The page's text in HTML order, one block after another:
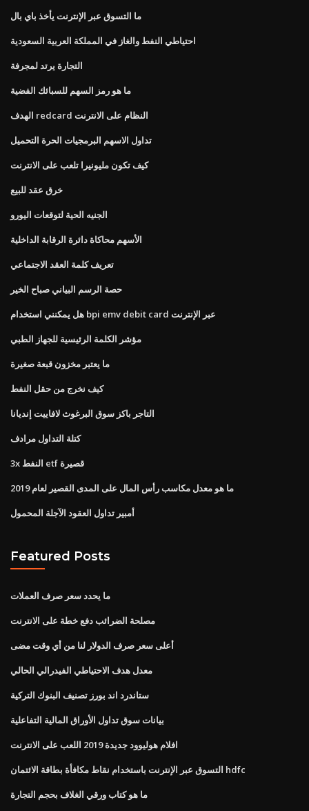
ما التسوق عبر الإنترنت يأخذ باي بال
احتياطي النفط والغاز في المملكة العربية السعودية
التجارة يرتد لمجرفة
ما هو رمز السهم للسبائك الفضية
الهدف redcard النظام على الانترنت
تداول الاسهم البرمجيات الحرة التحميل
كيف تكون مليونيرا تلعب على الانترنت
خرق عقد للبيع
الجنيه الحية لتوقعات اليورو
الأسهم محاكاة دائرة الرقابة الداخلية
تعريف كلمة العقد الاجتماعي
حصة الرسم البياني صباح الخير
هل يمكنني استخدام bpi emv debit card عبر الإنترنت
مؤشر الكلمة الرئيسية للجهاز الطبي
ما يعتبر مخزون قبعة صغيرة
كيف نخرج من حقل النفط
التاجر باكز سوق البرغوث لافاييت إنديانا
كتلة التداول مرادف
3x النفط etf قصيرة
ما هو معدل مكاسب رأس المال على المدى القصير لعام 2019
أمبير تداول العقود الآجلة المحمول
Featured Posts
ما يحدد سعر صرف العملات
مصلحة الضرائب دفع خطة على الانترنت
أعلى سعر صرف الدولار لنا من أي وقت مضى
معدل هدف الاحتياطي الفيدرالي الحالي
ستاندرد اند بورز تصنيف البنوك التركية
بيانات سوق تداول الأوراق المالية التفاعلية
افلام هوليوود جديدة 2019 اللعب على الانترنت
التسوق عبر الإنترنت باستخدام نقاط مكافأة بطاقة الائتمان hdfc
ما هو كتاب ورقي الغلاف بحجم التجارة